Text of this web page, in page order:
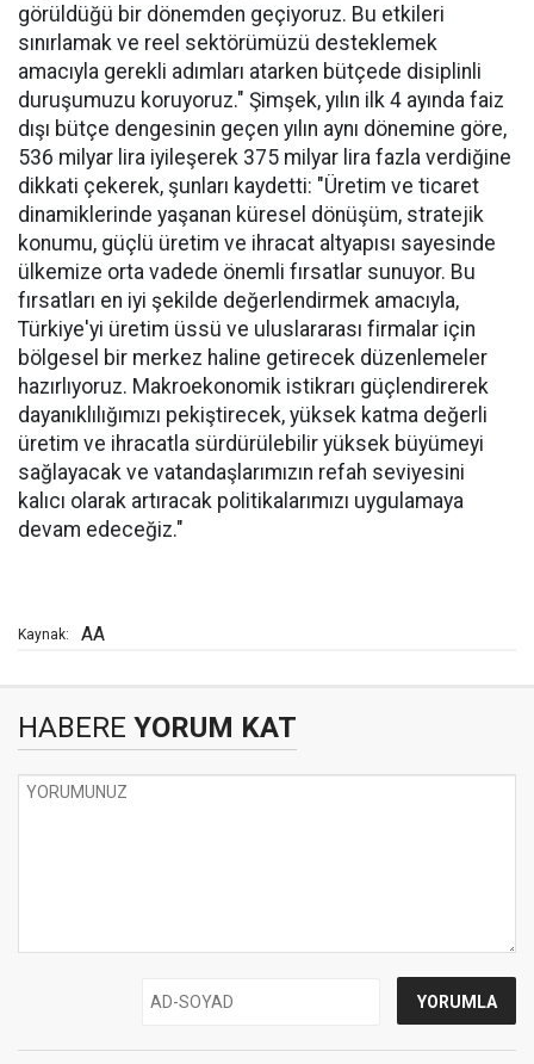
görüldüğü bir dönemden geçiyoruz. Bu etkileri
sınırlamak ve reel sektörümüzü desteklemek
amacıyla gerekli adımları atarken bütçede disiplinli
duruşumuzu koruyoruz." Şimşek, yılın ilk 4 ayında faiz
dışı bütçe dengesinin geçen yılın aynı dönemine göre,
536 milyar lira iyileşerek 375 milyar lira fazla verdiğine
dikkati çekerek, şunları kaydetti: "Üretim ve ticaret
dinamiklerinde yaşanan küresel dönüşüm, stratejik
konumu, güçlü üretim ve ihracat altyapısı sayesinde
ülkemize orta vadede önemli fırsatlar sunuyor. Bu
fırsatları en iyi şekilde değerlendirmek amacıyla,
Türkiye'yi üretim üssü ve uluslararası firmalar için
bölgesel bir merkez haline getirecek düzenlemeler
hazırlıyoruz. Makroekonomik istikrarı güçlendirerek
dayanıklılığımızı pekiştirecek, yüksek katma değerli
üretim ve ihracatla sürdürülebilir yüksek büyümeyi
sağlayacak ve vatandaşlarımızın refah seviyesini
kalıcı olarak artıracak politikalarımızı uygulamaya
devam edeceğiz."
Kaynak: AA
HABERE YORUM KAT